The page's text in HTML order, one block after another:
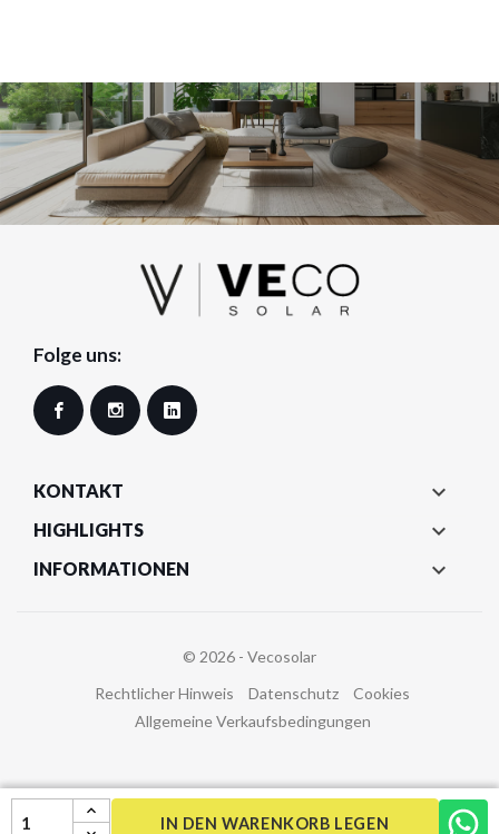
IN DEN WARENKORB LEGEN
Folge uns:
Facebook Instagram
KONTAKT 
HIGHLIGHTS 
INFORMATIONEN 
© 2026 - Vecosolar
Rechtlicher Hinweis
Datenschutz
Cookies
Allgemeine Verkaufsbedingungen